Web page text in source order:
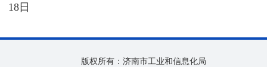
18日
版权所有：济南市工业和信息化局